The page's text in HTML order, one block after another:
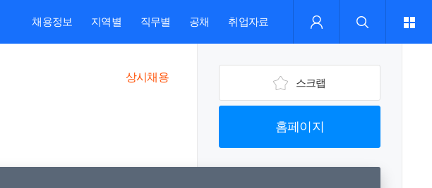
채용정보 지역별 직무별 공채 취업자료
상시채용 스크랩
홈페이지